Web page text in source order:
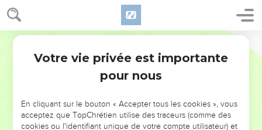
NE MANQUEZ PAS L’ÉVÉNEMENT
DE L’ANNÉE !
Votre vie privée est importante
pour nous
En cliquant sur le bouton « Accepter tous les cookies », vous
acceptez que TopChrétien utilise des traceurs (comme des
cookies ou l'identifiant unique de votre compte utilisateur) et